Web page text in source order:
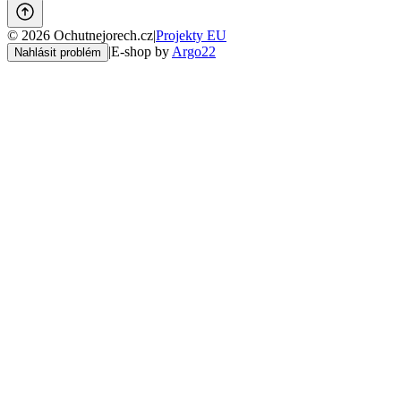
© 2026 Ochutnejorech.cz|Projekty EU
Nahlásit problém |E-shop byArgo22